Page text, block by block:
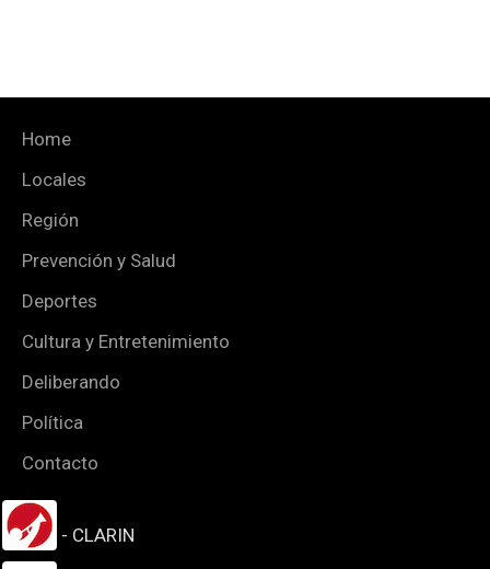
Home
Locales
Región
Prevención y Salud
Deportes
Cultura y Entretenimiento
Deliberando
Política
Contacto
- CLARIN